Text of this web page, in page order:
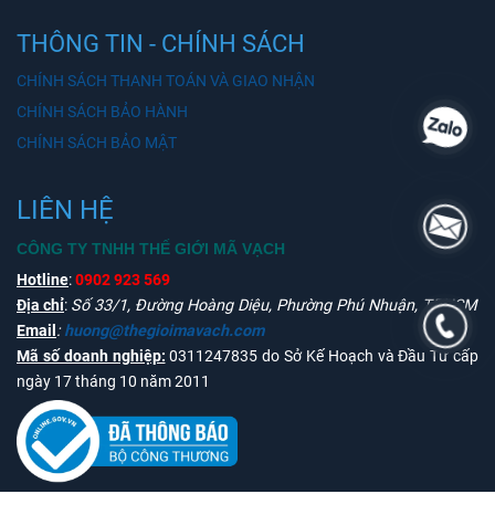
THÔNG TIN - CHÍNH SÁCH
CHÍNH SÁCH THANH TOÁN VÀ GIAO NHẬN
CHÍNH SÁCH BẢO HÀNH
CHÍNH SÁCH BẢO MẬT
LIÊN HỆ
CÔNG TY TNHH THẾ GIỚI MÃ VẠCH
Hotline:0902 923 569
Địa chỉ: Số 33/1, Đường Hoàng Diệu, Phường Phú Nhuận, TPHCM
Email : huong@thegioimavach.com
Mã số doanh nghiệp: 0311247835 do Sở Kế Hoạch và Đầu Tư cấp
ngày 17 tháng 10 năm 2011